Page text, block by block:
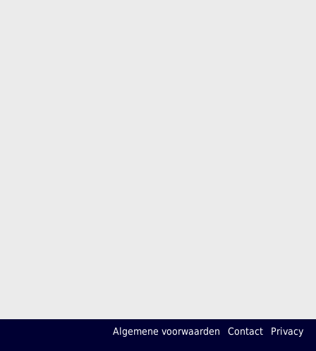
Algemene voorwaarden Contact Privacy